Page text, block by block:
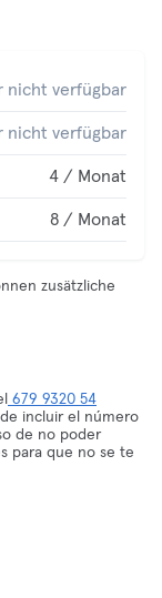
nicht verfügbar
nicht verfügbar
4 / Monat
8 / Monat
zusätzliche
679 9320 54
incluir el número
de no poder
para que no se te